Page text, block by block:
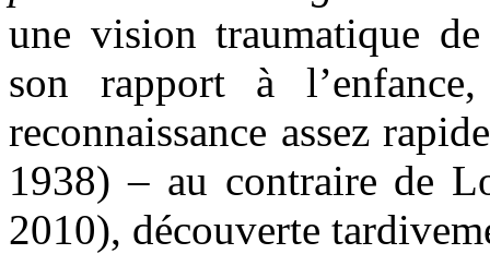
une vision traumatique
son rapport à
reconnaissance assez
1938) – au contraire de
2010), découverte